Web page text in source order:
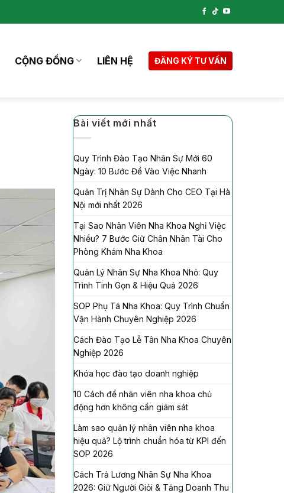
CỘNG ĐỒNG LIÊN HỆ ĐĂNG KÝ TƯ VẤN
Bài viết mới nhất
Quy Trình Đào Tạo Nhân Sự Mới 60
Ngày: 10 Bước Để Vào Việc Nhanh
Quản Trị Nhân Sự Dành Cho CEO Tại Hà
Nội mới nhất 2026
Tại Sao Nhân Viên Nha Khoa Nghỉ Việc
Nhiều? 7 Bước Giữ Chân Nhân Tài Cho
Phòng Khám Nha Khoa
Quản Lý Nhân Sự Nha Khoa Nhỏ: Quy
Trình Tinh Gọn & Hiệu Quả 2026
SOP Phụ Tá Nha Khoa: Quy Trình Chuẩn
Vận Hành Chuyên Nghiệp 2026
Cách Đào Tạo Lễ Tân Nha Khoa Chuyên
Nghiệp 2026
Khóa học đào tạo doanh nghiệp
10 Cách để nhân viên nha khoa chủ
động hơn không cần giám sát
Làm sao quản lý nhân viên nha khoa
hiệu quả? Lộ trình chuẩn hóa từ KPI đến
SOP 2026
Cách Trả Lương Nhân Sự Nha Khoa
2026: Giữ Người Giỏi & Tăng Doanh Thu